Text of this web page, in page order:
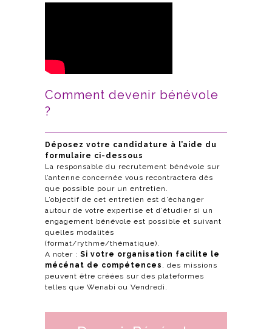
Comment devenir bénévole
?
Déposez votre candidature à l’aide du
formulaire ci-dessous
La responsable du recrutement bénévole sur
l’antenne concernée vous recontractera dès
que possible pour un entretien.
L’objectif de cet entretien est d’échanger
autour de votre expertise et d’étudier si un
engagement bénévole est possible et suivant
quelles modalités
(format/rythme/thématique).
A noter : Si votre organisation facilite le
mécénat de compétences , des missions
peuvent être créées sur des plateformes
telles que Wenabi ou Vendredi.